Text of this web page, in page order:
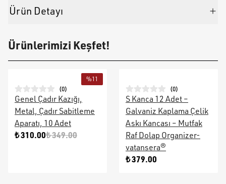
Ürün Detayı
Ürünlerimizi Keşfet!
%11
(0)
Genel Çadır Kazığı,
Metal, Çadır Sabitleme
Aparatı, 10 Adet
₺ 310.00₺ 349.00
(0)
S Kanca 12 Adet –
Galvaniz Kaplama Çelik
Askı Kancası – Mutfak
Raf Dolap Organizer-
vatansera®
₺ 379.00